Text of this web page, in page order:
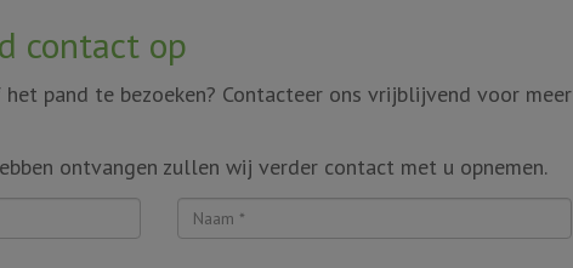
contact op
pand te bezoeken? Contacteer ons vrijblijvend voor meer
ontvangen zullen wij verder contact met u opnemen.